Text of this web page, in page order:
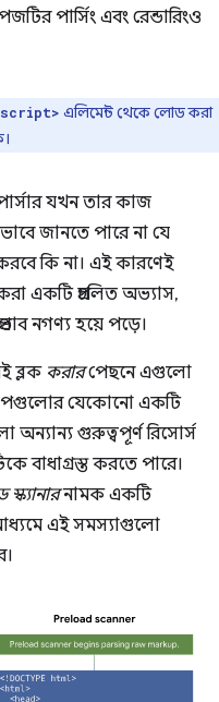
পার্সিং এবং রেন্ডারিংও
এলিমেন্ট থেকে লোড করা
যখন তার কাজ
জানতে পারে না যে
করবে কি না। এই কারণেই
একটি প্রচলিত অভ্যাস,
নগণ্য হয়ে পড়ে।
ব্লক করারপেছনে এগুলো
যেকোনো একটি
গুরুত্বপূর্ণ রিসোর্স
বাধাগ্রস্ত করতে পারে।
স্ক্যানারনামক একটি
এই সমস্যাগুলো